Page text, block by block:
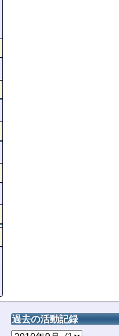
過去の活動記録